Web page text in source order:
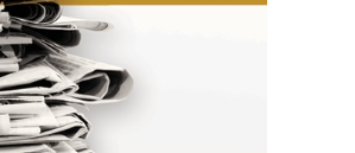
dobrym”.
zł 26.50